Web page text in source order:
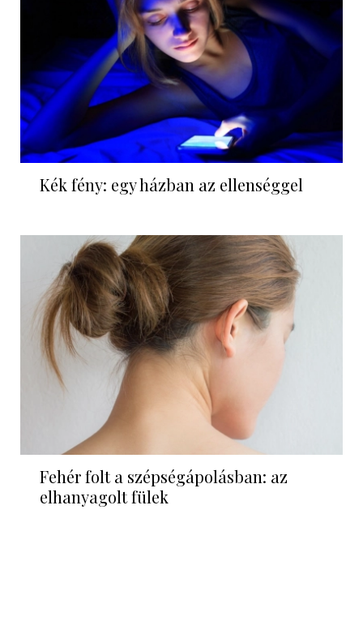
Kék fény: egy házban az ellenséggel
Fehér folt a szépségápolásban: az
elhanyagolt fülek